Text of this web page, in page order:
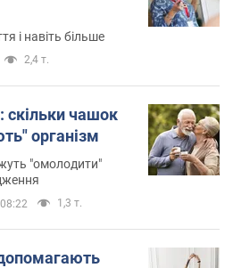
і навіть більше
2,4 т.
скільки чашок
організм
"омолодити"
1,3 т.